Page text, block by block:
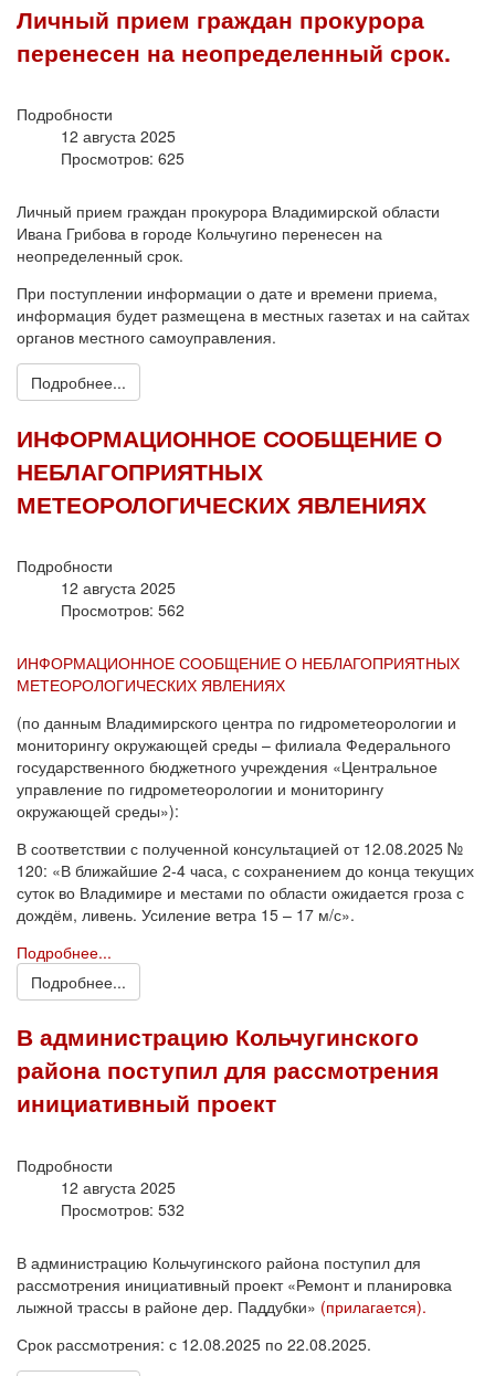
Личный прием граждан прокурора
перенесен на неопределенный срок.
Подробности
12 августа 2025
Просмотров: 625
Личный прием граждан прокурора Владимирской области
Ивана Грибова в городе Кольчугино перенесен на
неопределенный срок.
При поступлении информации о дате и времени приема,
информация будет размещена в местных газетах и на сайтах
органов местного самоуправления.
Подробнее...
ИНФОРМАЦИОННОЕ СООБЩЕНИЕ О
НЕБЛАГОПРИЯТНЫХ
МЕТЕОРОЛОГИЧЕСКИХ ЯВЛЕНИЯХ
Подробности
12 августа 2025
Просмотров: 562
ИНФОРМАЦИОННОЕ СООБЩЕНИЕ О НЕБЛАГОПРИЯТНЫХ
МЕТЕОРОЛОГИЧЕСКИХ ЯВЛЕНИЯХ
(по данным Владимирского центра по гидрометеорологии и
мониторингу окружающей среды – филиала Федерального
государственного бюджетного учреждения «Центральное
управление по гидрометеорологии и мониторингу
окружающей среды»):
В соответствии с полученной консультацией от 12.08.2025 №
120: «В ближайшие 2-4 часа, с сохранением до конца текущих
суток во Владимире и местами по области ожидается гроза с
дождём, ливень. Усиление ветра 15 – 17 м/с».
Подробнее...
Подробнее...
В администрацию Кольчугинского
района поступил для рассмотрения
инициативный проект
Подробности
12 августа 2025
Просмотров: 532
В администрацию Кольчугинского района поступил для
рассмотрения инициативный проект «Ремонт и планировка
лыжной трассы в районе дер. Паддубки» (прилагается).
Срок рассмотрения: с 12.08.2025 по 22.08.2025.